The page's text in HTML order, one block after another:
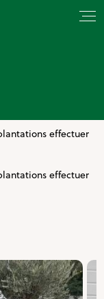
effectuer
effectuer